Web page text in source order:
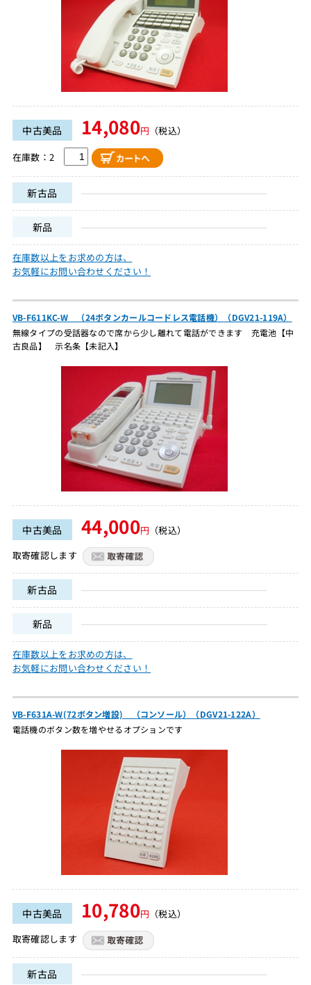
中古美品 14,080円 （税込）
在庫数：2
新古品
新品
在庫数以上をお求めの方は、
お気軽にお問い合わせください！
VB-F611KC-W （24ボタンカールコードレス電話機）（DGV21-119A）
無線タイプの受話器なので席から少し離れて電話ができます 充電池【中
古良品】 示名条【未記入】
中古美品 44,000円 （税込）
取寄確認します
新古品
新品
在庫数以上をお求めの方は、
お気軽にお問い合わせください！
VB-F631A-W(72ボタン増設) （コンソール）（DGV21-122A）
電話機のボタン数を増やせるオプションです
中古美品 10,780円 （税込）
取寄確認します
新古品